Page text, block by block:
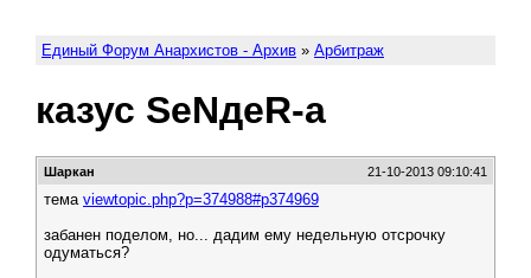
Единый Форум Анархистов - Архив » Арбитраж
казус SеNдеR-а
Шаркан 21-10-2013 09:10:41
тема viewtopic.php?p=374988#p374969
забанен поделом, но... дадим ему недельную отсрочку
одуматься?